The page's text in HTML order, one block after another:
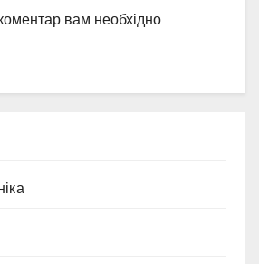
вам необхідно